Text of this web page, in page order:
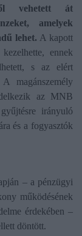
vehetett át
amelyek
lehet. A kapott
ennek
s az elért
magánszemély
az MNB
irányuló
és a fogyasztók
– a pénzügyi
működésének
érdekében –
döntött.